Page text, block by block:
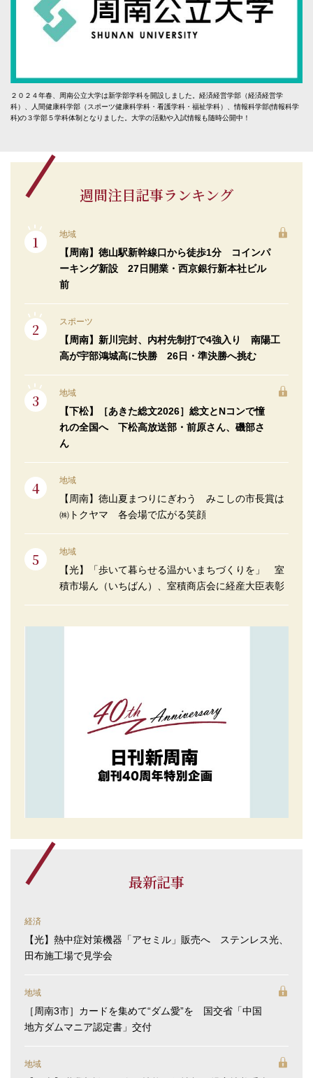
２０２４年春、周南公立大学は新学部学科を開設しました。経済経営学部（経済経営学
科）、人間健康科学部（スポーツ健康科学科・看護学科・福祉学科）、情報科学部(情報科学
科)の３学部５学科体制となりました。大学の活動や入試情報も随時公開中！
週間注目記事ランキング
地域
【周南】徳山駅新幹線口から徒歩1分 コインパ
ーキング新設 27日開業・西京銀行新本社ビル
前
スポーツ
【周南】新川完封、内村先制打で4強入り 南陽工
高が宇部鴻城高に快勝 26日・準決勝へ挑む
地域
【下松】［あきた総文2026］総文とNコンで憧
れの全国へ 下松高放送部・前原さん、磯部さ
ん
地域
【周南】徳山夏まつりにぎわう みこしの市長賞は
㈱トクヤマ 各会場で広がる笑顔
地域
【光】「歩いて暮らせる温かいまちづくりを」 室
積市場ん（いちばん）、室積商店会に経産大臣表彰
最新記事
経済
【光】熱中症対策機器「アセミル」販売へ ステンレス光、
田布施工場で見学会
地域
［周南3市］カードを集めて“ダム愛”を 国交省「中国
地方ダムマニア認定書」交付
地域